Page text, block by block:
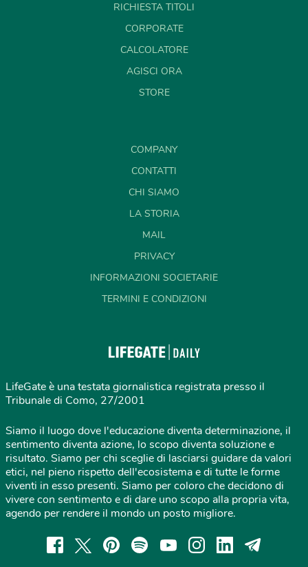
RICHIESTA TITOLI
CORPORATE
CALCOLATORE
AGISCI ORA
STORE
COMPANY
CONTATTI
CHI SIAMO
LA STORIA
MAIL
PRIVACY
INFORMAZIONI SOCIETARIE
TERMINI E CONDIZIONI
LifeGate è una testata giornalistica registrata presso il
Tribunale di Como, 27/2001
Siamo il luogo dove l'educazione diventa determinazione, il
sentimento diventa azione, lo scopo diventa soluzione e
risultato. Siamo per chi sceglie di lasciarsi guidare da valori
etici, nel pieno rispetto dell'ecosistema e di tutte le forme
viventi in esso presenti. Siamo per coloro che decidono di
vivere con sentimento e di dare uno scopo alla propria vita,
agendo per rendere il mondo un posto migliore.